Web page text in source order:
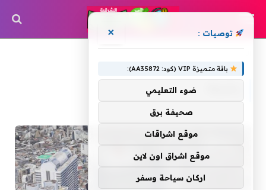
توصيات : ×
باقة متميزة VIP (كود: AA35872):
ضوء التعليمي
صحيفة برق
موقع اشراقات
موقع اشراق اون لاين
اركان سياحة وسفر